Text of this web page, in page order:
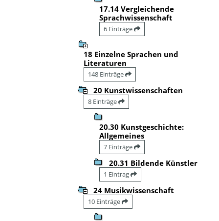
17.14 Vergleichende
Sprachwissenschaft
6 Einträge
18 Einzelne Sprachen und
Literaturen
148 Einträge
20 Kunstwissenschaften
8 Einträge
20.30 Kunstgeschichte:
Allgemeines
7 Einträge
20.31 Bildende Künstler
1 Eintrag
24 Musikwissenschaft
10 Einträge